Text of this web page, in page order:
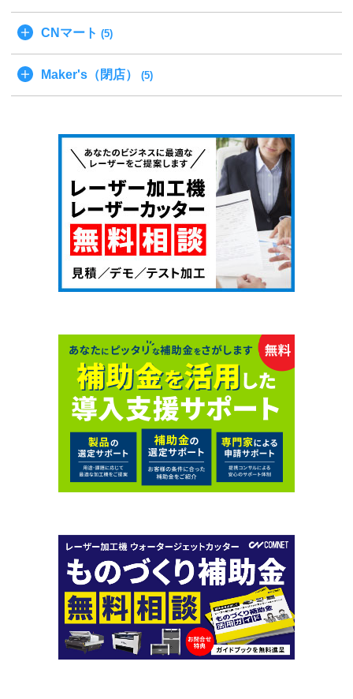
CNマート (5)
Maker's（閉店） (5)